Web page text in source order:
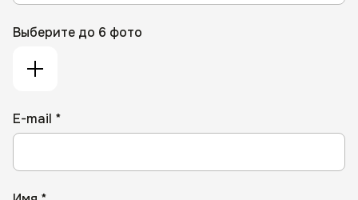
Выберите до 6 фото
E-mail *